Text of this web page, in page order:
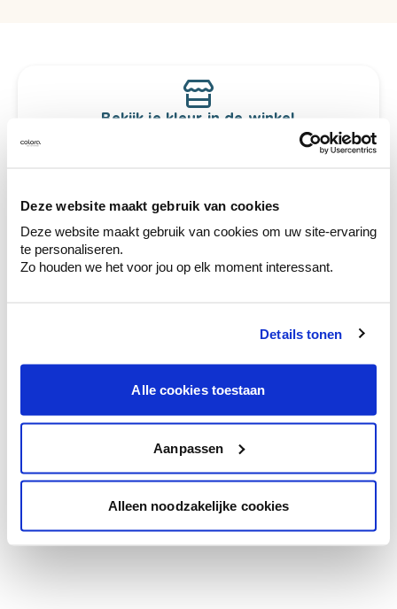
Deze website maakt gebruik van cookies
Deze website maakt gebruik van cookies om uw site-ervaring
te personaliseren.
Zo houden we het voor jou op elk moment interessant.
Details tonen
Alle cookies toestaan
Aanpassen
Alleen noodzakelijke cookies
Bekijk je kleur in de winkel
Ontdek er kleurechte stalen van je
te verfijnen.
Krijg persoonlijk advies om kleuren te
combineren.
Krijg kleuradvies op basis van de lichtinval
en je meubels.
Krijg ineens een technologische check-up